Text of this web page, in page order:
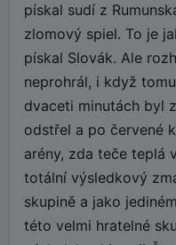
pískal sudí z
zlomový spiel. To je
pískal Slovák. Ale
neprohrál, i když
dvaceti minutách byl
odstřel a po červené
arény, zda teče teplá
totální výsledkový
skupině a jako
této velmi hratelné